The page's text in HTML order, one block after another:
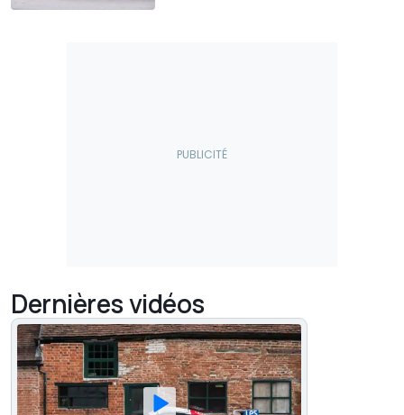
Dernières vidéos